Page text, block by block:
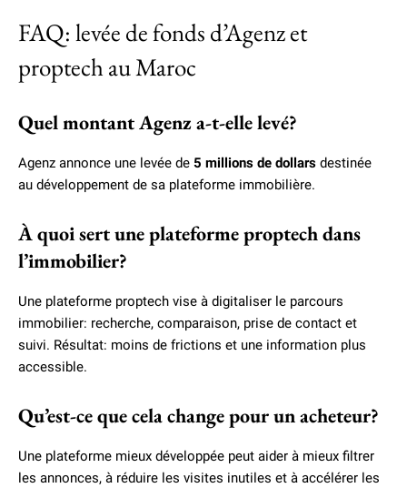
FAQ: levée de fonds d’Agenz et
proptech au Maroc
Quel montant Agenz a-t-elle levé?
Agenz annonce une levée de 5 millions de dollars destinée
au développement de sa plateforme immobilière.
À quoi sert une plateforme proptech dans
l’immobilier?
Une plateforme proptech vise à digitaliser le parcours
immobilier: recherche, comparaison, prise de contact et
suivi. Résultat: moins de frictions et une information plus
accessible.
Qu’est-ce que cela change pour un acheteur?
Une plateforme mieux développée peut aider à mieux filtrer
les annonces, à réduire les visites inutiles et à accélérer les